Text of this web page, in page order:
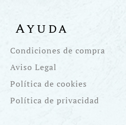
Ayuda
Condiciones de compra
Aviso Legal
Política de cookies
Política de privacidad